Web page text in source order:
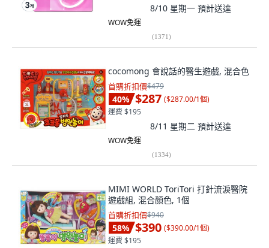
8/10 星期一 預計送達
WOW免運
(1371)
cocomong 會說話的醫生遊戲, 混合色
首購折扣價$479
40% $287 ($287.00/1個)
運費 $195
8/11 星期二 預計送達
WOW免運
(1334)
MIMI WORLD ToriTori 打針流淚醫院
遊戲組, 混合顏色, 1個
首購折扣價$940
58% $390 ($390.00/1個)
運費 $195